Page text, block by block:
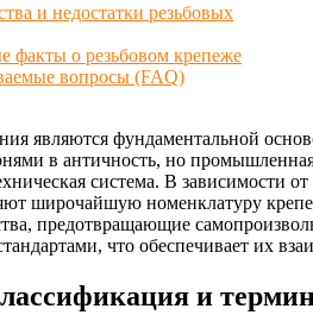
и недостатки резьбовых
факты о резьбовом крепеже
вопросы (FAQ)
являются фундаментальной
в античность, но
система. В зависимости
широчайшую номенклатуру
предотвращающие
что обеспечивает их
и